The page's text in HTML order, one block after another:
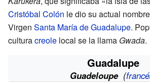
Cristóbal Colón le dio su actual
Virgen Santa María de Guadalupe.
culturacreole local se la llama Gwada.
Guadalupe
Guadeloupe (